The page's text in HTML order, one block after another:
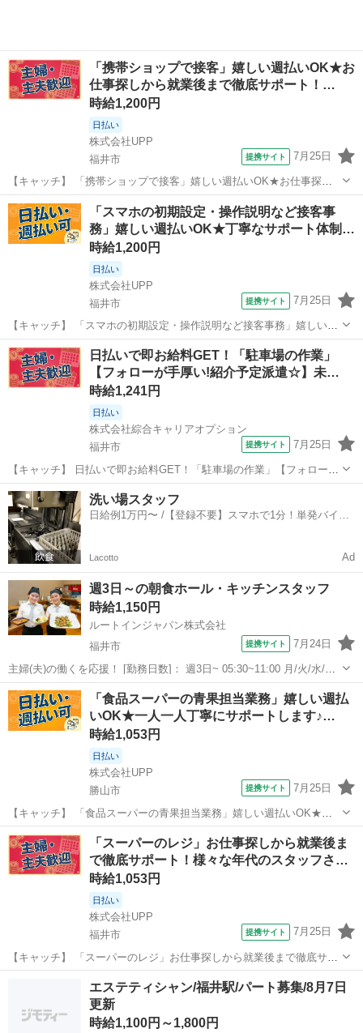
「携帯ショップで接客」嬉しい週払いOK★お
仕事探しから就業後まで徹底サポート！…
時給1,200円
日払い
株式会社UPP
福井市
提携サイト 7月25日
【キャッチ】 「携帯ショップで接客」嬉しい週払いOK★お仕事探し
から就業後まで徹底サポート！様々な年代のスタッフさんが活躍中！
働きやすい環境で安定してお仕事できます♪ 【コメント】 手厚い福利
厚生を完備◎長期安定就業も可能...
福井 福井市
「スマホの初期設定・操作説明など接客事
務」嬉しい週払いOK★丁寧なサポート体制…
時給1,200円
日払い
株式会社UPP
福井市
提携サイト 7月25日
【キャッチ】 「スマホの初期設定・操作説明など接客事務」嬉しい週
払いOK★丁寧なサポート体制で安心就業◎20代/30代/40代中心に活躍
中◎好環境でお仕事したい方にもおススメ◎ 【コメント】 幅広い世代
のスタッフさんが活躍...
福井 福井市 その他
日払いで即お給料GET！「駐車場の作業」
【フォローが手厚い!紹介予定派遣☆】未…
時給1,241円
日払い
株式会社綜合キャリアオプション
福井市
提携サイト 7月25日
【キャッチ】 日払いで即お給料GET！「駐車場の作業」【フォローが
手厚い!紹介予定派遣☆】未経験でも大丈夫☆ウレシイ残業ほぼナシ♪
高時給1241円！ 【コメント】 製造のお仕事をお探しにおススメ♪ 「未
経験でも出来る仕事...
福井 福井市 その他
洗い場スタッフ
日給例1万円〜 /【登録不要】スマホで1分！単発バイト
Lacotto Ad
週3日～の朝食ホール・キッチンスタッフ
時給1,150円
ルートインジャパン株式会社
福井市
提携サイト 7月24日
主婦(夫)の働くを応援！ [勤務日数]： 週3日~ 05:30~11:00 月/火/水/木/
金/土/日 などから選べます [勤務地・最寄駅]： 福井県福井市大和田2丁
目306番地 ホテルルートイン福井大和田 [職種名...
福井 福井市 ホールスタッフ
「食品スーパーの青果担当業務」嬉しい週払
いOK★一人一人丁寧にサポートします♪…
時給1,053円
日払い
株式会社UPP
勝山市
提携サイト 7月25日
【キャッチ】 「食品スーパーの青果担当業務」嬉しい週払いOK★一
人一人丁寧にサポートします♪20代～40代中心に幅広く活躍中★働きや
すい環境で安定してお仕事できます♪ 【コメント】 手厚い福利厚生を
完備◎長期安定就業も可能...
福井 勝山市 その他
「スーパーのレジ」お仕事探しから就業後ま
で徹底サポート！様々な年代のスタッフさ…
時給1,053円
日払い
株式会社UPP
福井市
提携サイト 7月25日
【キャッチ】 「スーパーのレジ」お仕事探しから就業後まで徹底サポ
ート！様々な年代のスタッフさんが活躍中！好環境でお仕事したい方
未経験からお仕事デビューし...
エステティシャン/福井駅/パート募集/8月7日
更新
時給1,100円～1,800円